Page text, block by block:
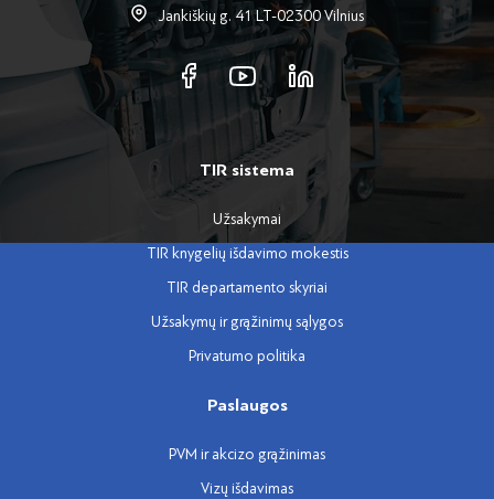
Jankiškių g. 41 LT-02300 Vilnius
TIR sistema
Užsakymai
TIR knygelių išdavimo mokestis
TIR departamento skyriai
Užsakymų ir grąžinimų sąlygos
Privatumo politika
Paslaugos
PVM ir akcizo grąžinimas
Vizų išdavimas